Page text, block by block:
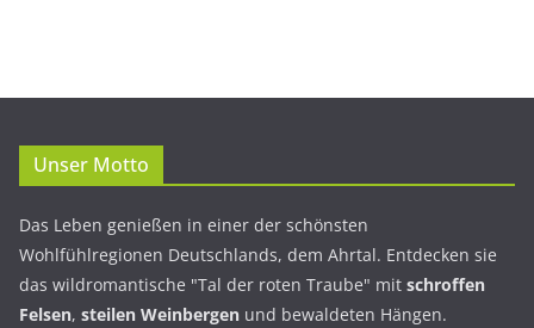
Unser Motto
Das Leben genießen in einer der schönsten
Wohlfühlregionen Deutschlands, dem Ahrtal. Entdecken sie
das wildromantische "Tal der roten Traube" mit schroffen
Felsen, steilen Weinbergen und bewaldeten Hängen.